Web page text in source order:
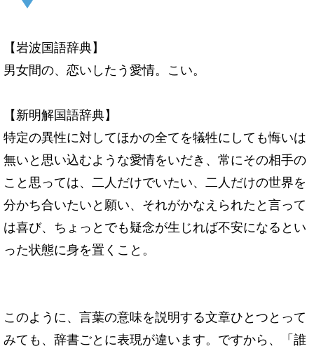
【岩波国語辞典】
男女間の、恋いしたう愛情。こい。
【新明解国語辞典】
特定の異性に対してほかの全てを犠牲にしても悔いは
無いと思い込むような愛情をいだき、 常にその相手の
こと思っては、二人だけでいたい、二人だけの世界を
分かち合いたいと願い、 それがかなえられたと言って
は喜び、ちょっとでも疑念が生じれば不安になるとい
った状態に身を置くこと。
このように、言葉の意味を説明する文章ひとつとって
みても、辞書ごとに表現が違います。 ですから、「誰